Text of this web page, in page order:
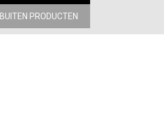
BUITEN PRODUCTEN